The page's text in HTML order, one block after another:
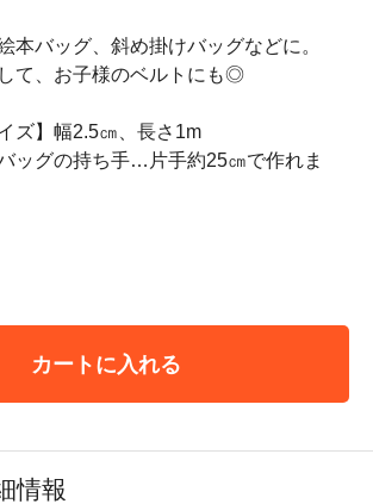
本バッグ、斜め掛けバッグなどに。
て、お子様のベルトにも◎
ズ】幅2.5㎝、長さ1m
ッグの持ち手…片手約25㎝で作れま
カートに入れる
情報